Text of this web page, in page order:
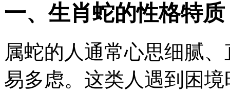
一、生肖蛇的性格特质
属蛇的人通常心思细腻
易多虑。这类人遇到困